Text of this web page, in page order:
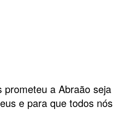
prometeu a Abraão seja
e para que todos nós